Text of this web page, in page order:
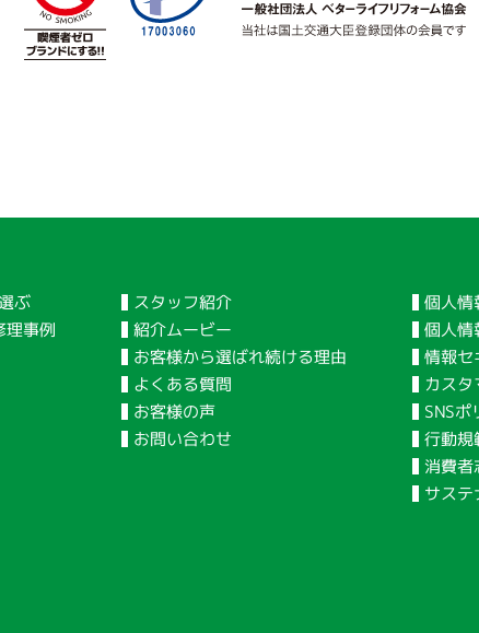
ぶ
理事例
スタッフ紹介
紹介ムービー
お客様から選ばれ続ける理由
よくある質問
お客様の声
お問い合わせ
個人情
個人情
情報セ
カス
SNSポ
行動規
消費者
サステ